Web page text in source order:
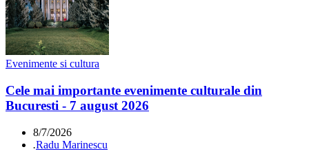
Evenimente si cultura
Cele mai importante evenimente culturale din
Bucuresti - 7 august 2026
8/7/2026
.Radu Marinescu